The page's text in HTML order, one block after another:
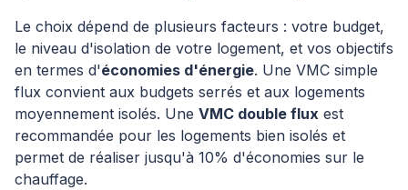
Le choix dépend de plusieurs facteurs : votre budget,
le niveau d'isolation de votre logement, et vos objectifs
en termes d'économies d'énergie. Une VMC simple
flux convient aux budgets serrés et aux logements
moyennement isolés. Une VMC double flux est
recommandée pour les logements bien isolés et
permet de réaliser jusqu'à 10% d'économies sur le
chauffage.